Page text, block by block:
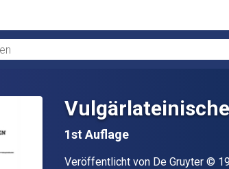
1st Auflage
Verleger
Veröffentlicht von De Gruyter ©